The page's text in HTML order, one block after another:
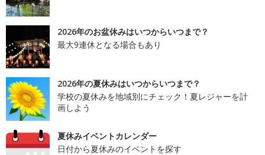
2026年のお盆休みはいつからいつまで？
最大9連休となる場合もあり
2026年の夏休みはいつからいつまで？
学校の夏休みを地域別にチェック！夏レジャーを計
画しよう
夏休みイベントカレンダー
日付から夏休みのイベントを探す